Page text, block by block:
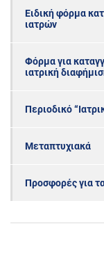
Ειδική φόρμα
ιατρών
Φόρμα για
ιατρική
Περιοδικό
Μεταπτυχιακά
Προσφορές για